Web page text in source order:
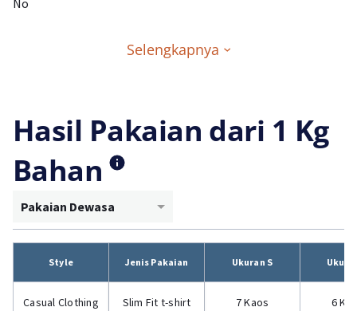
No
Selengkapnya
Hasil Pakaian dari 1 Kg
Bahan
Pakaian Dewasa
Style Jenis Pakaian Ukuran S
Casual Clothing Slim Fit t-shirt 7 Kaos 6